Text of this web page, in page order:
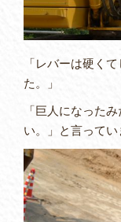
「レバーは硬く
た。」
「巨人になった
い。」と言ってい